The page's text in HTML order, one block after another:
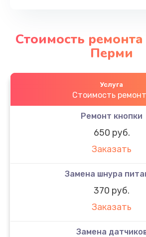
Стоимость ремонта
Перми
Услуга
Стоимость
Ремонт кнопки
650 руб.
Заказать
Замена шнура
370 руб.
Заказать
Замена